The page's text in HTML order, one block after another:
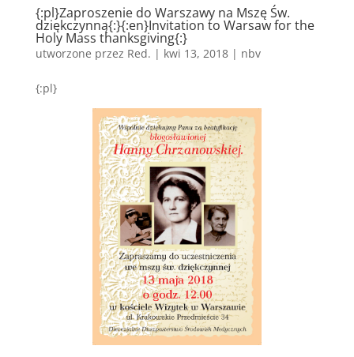
{:pl}Zaproszenie do Warszawy na Mszę Św.
dziękczynną{:}{:en}Invitation to Warsaw for the
Holy Mass thanksgiving{:}
utworzone przez Red. | kwi 13, 2018| nbv
{:pl}